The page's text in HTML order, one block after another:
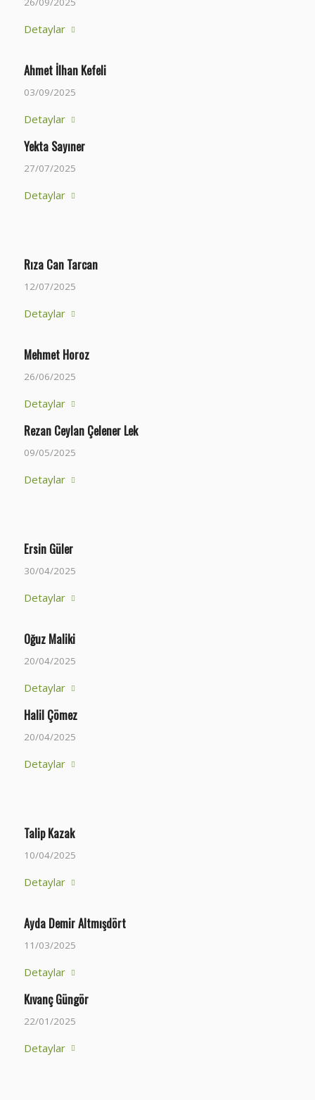
Detaylar
Ahmet İlhan Kefeli
03/09/2025
Detaylar
Yekta Sayıner
27/07/2025
Detaylar
Rıza Can Tarcan
12/07/2025
Detaylar
Mehmet Horoz
26/06/2025
Detaylar
Rezan Ceylan Çelener Lek
09/05/2025
Detaylar
Ersin Güler
30/04/2025
Detaylar
Oğuz Maliki
20/04/2025
Detaylar
Halil Çömez
20/04/2025
Detaylar
Talip Kazak
10/04/2025
Detaylar
Ayda Demir Altmışdört
11/03/2025
Detaylar
Kıvanç Güngör
22/01/2025
Detaylar